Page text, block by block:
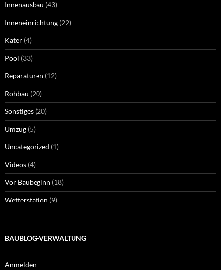
Innenausbau (43)
Inneneinrichtung (22)
Kater (4)
Pool (33)
Reparaturen (12)
Rohbau (20)
Sonstiges (20)
Umzug (5)
Uncategorized (1)
Videos (4)
Vor Baubeginn (18)
Wetterstation (9)
BAUBLOG-VERWALTUNG
Anmelden